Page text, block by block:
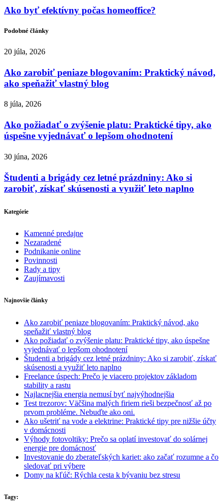
Ako byť efektívny počas homeoffice?
Podobné články
20 júla, 2026
Ako zarobiť peniaze blogovaním: Praktický návod,
ako speňažiť vlastný blog
8 júla, 2026
Ako požiadať o zvýšenie platu: Praktické tipy, ako
úspešne vyjednávať o lepšom ohodnotení
30 júna, 2026
Študenti a brigády cez letné prázdniny: Ako si
zarobiť, získať skúsenosti a využiť leto naplno
Kategórie
Kamenné predajne
Nezaradené
Podnikanie online
Povinnosti
Rady a tipy
Zaujímavosti
Najnovšie články
Ako zarobiť peniaze blogovaním: Praktický návod, ako
speňažiť vlastný blog
Ako požiadať o zvýšenie platu: Praktické tipy, ako úspešne
vyjednávať o lepšom ohodnotení
Študenti a brigády cez letné prázdniny: Ako si zarobiť, získať
skúsenosti a využiť leto naplno
Freelance úspech: Prečo je viacero projektov základom
stability a rastu
Najlacnejšia energia nemusí byť najvýhodnejšia
Test trezorov: Väčšina malých firiem rieši bezpečnosť až po
prvom probléme. Nebuďte ako oni.
Ako ušetriť na vode a elektrine: Praktické tipy pre nižšie účty
v domácnosti
Výhody fotovoltiky: Prečo sa oplatí investovať do solárnej
energie pre domácnosť
Investovanie do zberateľských kariet: ako začať rozumne a čo
sledovať pri výbere
Domy na kľúč: Rýchla cesta k bývaniu bez stresu
Tagy: